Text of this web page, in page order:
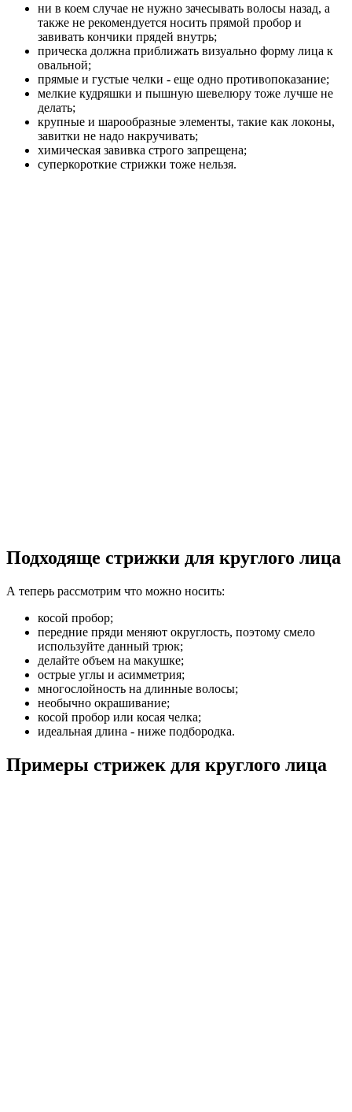
ни в коем случае не нужно зачесывать волосы назад, а
также не рекомендуется носить прямой пробор и
завивать кончики прядей внутрь;
прическа должна приближать визуально форму лица к
овальной;
прямые и густые челки - еще одно противопоказание;
мелкие кудряшки и пышную шевелюру тоже лучше не
делать;
крупные и шарообразные элементы, такие как локоны,
завитки не надо накручивать;
химическая завивка строго запрещена;
суперкороткие стрижки тоже нельзя.
Подходяще стрижки для круглого лица
А теперь рассмотрим что можно носить:
косой пробор;
передние пряди меняют округлость, поэтому смело
используйте данный трюк;
делайте объем на макушке;
острые углы и асимметрия;
многослойность на длинные волосы;
необычно окрашивание;
косой пробор или косая челка;
идеальная длина - ниже подбородка.
Примеры стрижек для круглого лица